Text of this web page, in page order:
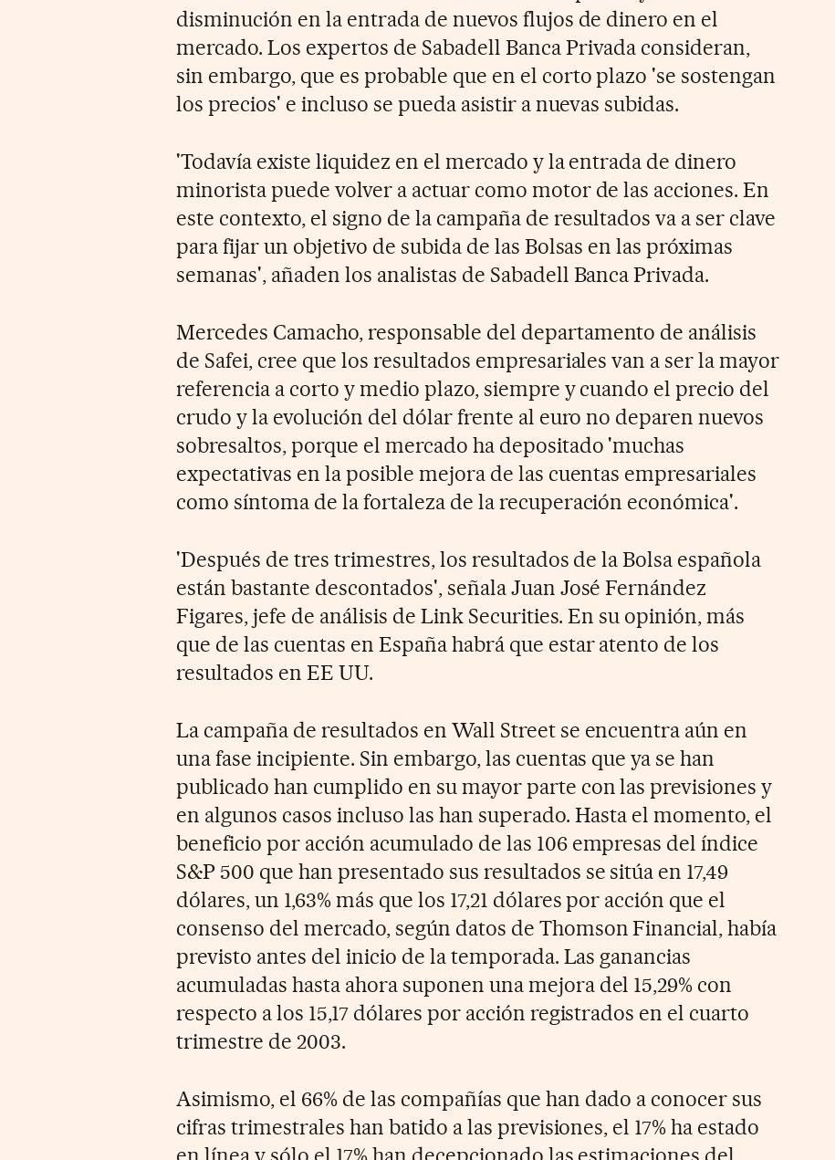
disminución en la entrada de nuevos flujos de dinero en el
mercado. Los expertos de Sabadell Banca Privada consideran,
sin embargo, que es probable que en el corto plazo 'se sostengan
los precios' e incluso se pueda asistir a nuevas subidas.
'Todavía existe liquidez en el mercado y la entrada de dinero
minorista puede volver a actuar como motor de las acciones. En
este contexto, el signo de la campaña de resultados va a ser clave
para fijar un objetivo de subida de las Bolsas en las próximas
semanas', añaden los analistas de Sabadell Banca Privada.
Mercedes Camacho, responsable del departamento de análisis
de Safei, cree que los resultados empresariales van a ser la mayor
referencia a corto y medio plazo, siempre y cuando el precio del
crudo y la evolución del dólar frente al euro no deparen nuevos
sobresaltos, porque el mercado ha depositado 'muchas
expectativas en la posible mejora de las cuentas empresariales
como síntoma de la fortaleza de la recuperación económica'.
'Después de tres trimestres, los resultados de la Bolsa española
están bastante descontados', señala Juan José Fernández
Figares, jefe de análisis de Link Securities. En su opinión, más
que de las cuentas en España habrá que estar atento de los
resultados en EE UU.
La campaña de resultados en Wall Street se encuentra aún en
una fase incipiente. Sin embargo, las cuentas que ya se han
publicado han cumplido en su mayor parte con las previsiones y
en algunos casos incluso las han superado. Hasta el momento, el
beneficio por acción acumulado de las 106 empresas del índice
S&P 500 que han presentado sus resultados se sitúa en 17,49
dólares, un 1,63% más que los 17,21 dólares por acción que el
consenso del mercado, según datos de Thomson Financial, había
previsto antes del inicio de la temporada. Las ganancias
acumuladas hasta ahora suponen una mejora del 15,29% con
respecto a los 15,17 dólares por acción registrados en el cuarto
trimestre de 2003.
Asimismo, el 66% de las compañías que han dado a conocer sus
cifras trimestrales han batido a las previsiones, el 17% ha estado